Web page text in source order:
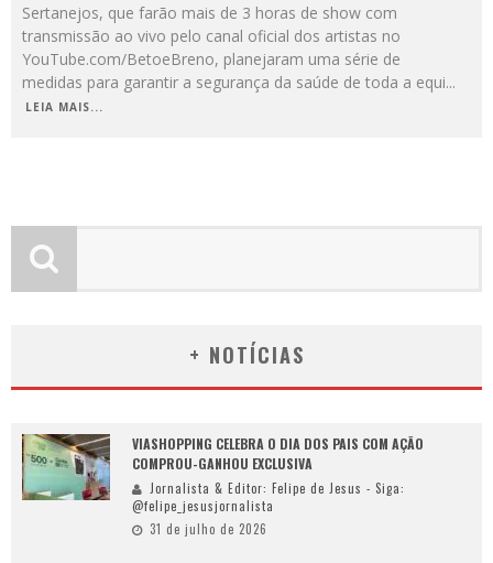
Sertanejos, que farão mais de 3 horas de show com
transmissão ao vivo pelo canal oficial dos artistas no
YouTube.com/BetoeBreno, planejaram uma série de
medidas para garantir a segurança da saúde de toda a equi...
LEIA MAIS...
+ NOTÍCIAS
VIASHOPPING CELEBRA O DIA DOS PAIS COM AÇÃO
COMPROU-GANHOU EXCLUSIVA
Jornalista & Editor: Felipe de Jesus - Siga:
@felipe_jesusjornalista
31 de julho de 2026